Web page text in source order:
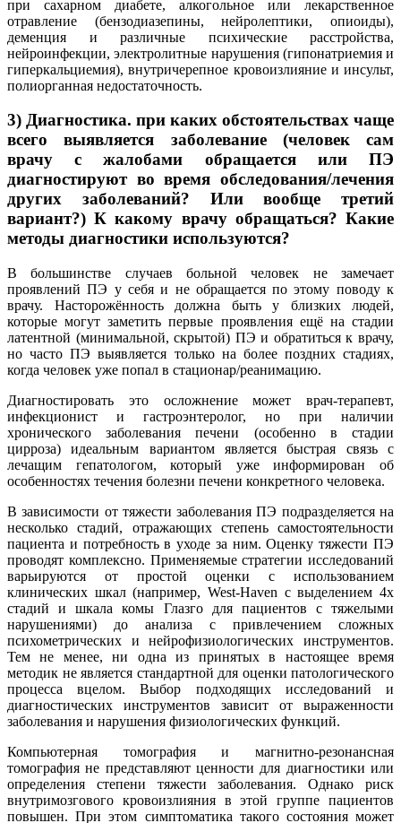
при сахарном диабете, алкогольное или лекарственное
отравление (бензодиазепины, нейролептики, опиоиды),
деменция и различные психические расстройства,
нейроинфекции, электролитные нарушения (гипонатриемия и
гиперкальциемия), внутричерепное кровоизлияние и инсульт,
полиорганная недостаточность.
3) Диагностика. при каких обстоятельствах чаще
всего выявляется заболевание (человек сам
врачу с жалобами обращается или ПЭ
диагностируют во время обследования/лечения
других заболеваний? Или вообще третий
вариант?) К какому врачу обращаться? Какие
методы диагностики используются?
В большинстве случаев больной человек не замечает
проявлений ПЭ у себя и не обращается по этому поводу к
врачу. Насторожённость должна быть у близких людей,
которые могут заметить первые проявления ещё на стадии
латентной (минимальной, скрытой) ПЭ и обратиться к врачу,
но часто ПЭ выявляется только на более поздних стадиях,
когда человек уже попал в стационар/реанимацию.
Диагностировать это осложнение может врач-терапевт,
инфекционист и гастроэнтеролог, но при наличии
хронического заболевания печени (особенно в стадии
цирроза) идеальным вариантом является быстрая связь с
лечащим гепатологом, который уже информирован об
особенностях течения болезни печени конкретного человека.
В зависимости от тяжести заболевания ПЭ подразделяется на
несколько стадий, отражающих степень самостоятельности
пациента и потребность в уходе за ним. Оценку тяжести ПЭ
проводят комплексно. Применяемые стратегии исследований
варьируются от простой оценки с использованием
клинических шкал (например, West-Haven с выделением 4х
стадий и шкала комы Глазго для пациентов с тяжелыми
нарушениями) до анализа с привлечением сложных
психометрических и нейрофизиологических инструментов.
Тем не менее, ни одна из принятых в настоящее время
методик не является стандартной для оценки патологического
процесса вцелом. Выбор подходящих исследований и
диагностических инструментов зависит от выраженности
заболевания и нарушения физиологических функций.
Компьютерная томография и магнитно-резонансная
томография не представляют ценности для диагностики или
определения степени тяжести заболевания. Однако риск
внутримозгового кровоизлияния в этой группе пациентов
повышен. При этом симптоматика такого состояния может